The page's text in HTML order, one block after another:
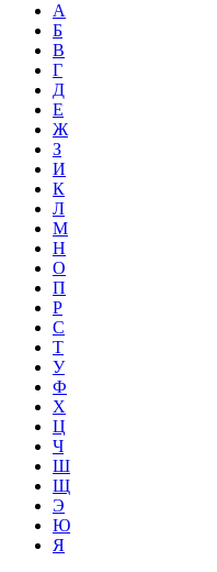
А
Б
В
Г
Д
Е
Ж
З
И
К
Л
М
Н
О
П
Р
С
Т
У
Ф
Х
Ц
Ч
Ш
Щ
Э
Ю
Я